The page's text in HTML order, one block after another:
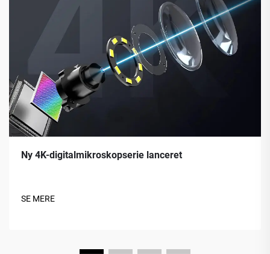
Ny 4K-digitalmikroskopserie lanceret
SE MERE